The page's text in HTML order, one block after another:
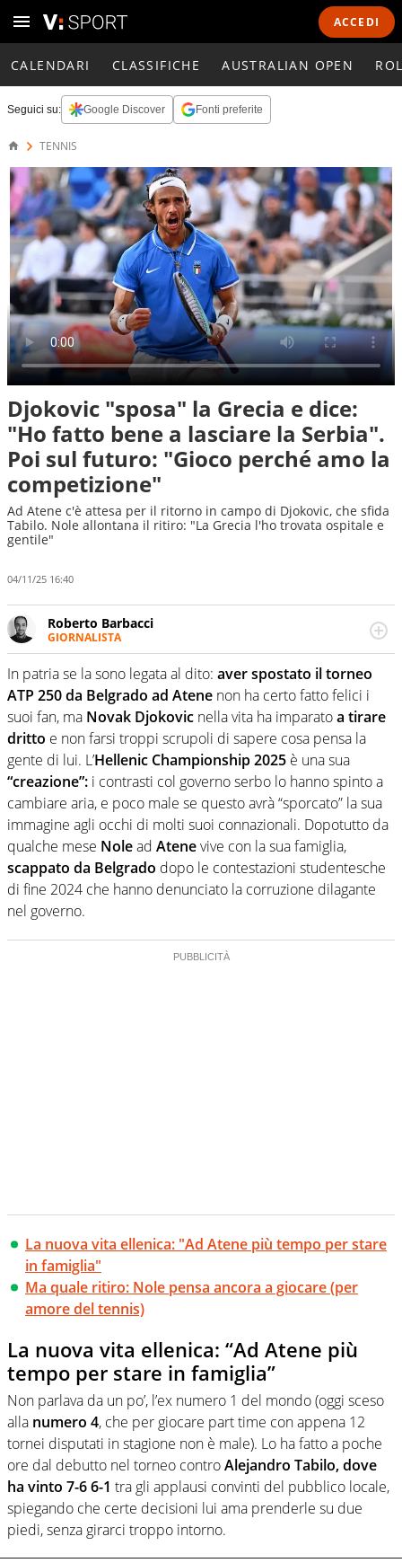
ACCEDI
CALENDARI CLASSIFICHE AUSTRALIAN OPEN
Seguici su: Google Discover Fonti preferite
TENNIS
Djokovic "sposa" la Grecia e dice:
"Ho fatto bene a lasciare la Serbia".
Poi sul futuro: "Gioco perché amo la
competizione"
Ad Atene c'è attesa per il ritorno in campo di Djokovic, che sfida
Tabilo. Nole allontana il ritiro: "La Grecia l'ho trovata ospitale e
gentile"
04/11/25 16:40
Roberto Barbacci
GIORNALISTA
Giornalista (pubblicista) sportivo a tutto campo, è il
tuttologo di Virgilio Sport. Provate a chiedergli di boxe, di
scherma, di volley o di curling: ve ne farà innamorare
In patria se la sono legata al dito: aver spostato il torneo
ATP 250 da Belgrado ad Atene non ha certo fatto felici i
suoi fan, ma Novak Djokovic nella vita ha imparatoa tirare
dritto e non farsi troppi scrupoli di sapere cosa pensa la
gente di lui. L’Hellenic Championship 2025 è una sua
“creazione”: i contrasti col governo serbo lo hanno spinto a
cambiare aria, e poco male se questo avrà “sporcato” la sua
immagine agli occhi di molti suoi connazionali. Dopotutto da
qualche mese Nolead Atenevive con la sua famiglia,
scappato da Belgrado dopo le contestazioni studentesche
di fine 2024 che hanno denunciato la corruzione dilagante
nel governo.
La nuova vita ellenica: "Ad Atene più tempo per stare
in famiglia"
Ma quale ritiro: Nole pensa ancora a giocare (per
amore del tennis)
La nuova vita ellenica: “Ad Atene più
tempo per stare in famiglia”
Non parlava da un po’, l’ex numero 1 del mondo (oggi sceso
alla numero 4, che per giocare part time con appena 12
tornei disputati in stagione non è male). Lo ha fatto a poche
ore dal debutto nel torneo controAlejandro Tabilo, dove
ha vinto 7-6 6-1 tra gli applausi convinti del pubblico locale,
spiegando che certe decisioni lui ama prenderle su due
piedi, senza girarci troppo intorno.